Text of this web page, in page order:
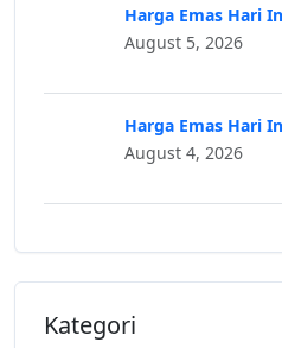
Harga Emas Hari
August 5, 2026
Harga Emas Hari
August 4, 2026
Kategori